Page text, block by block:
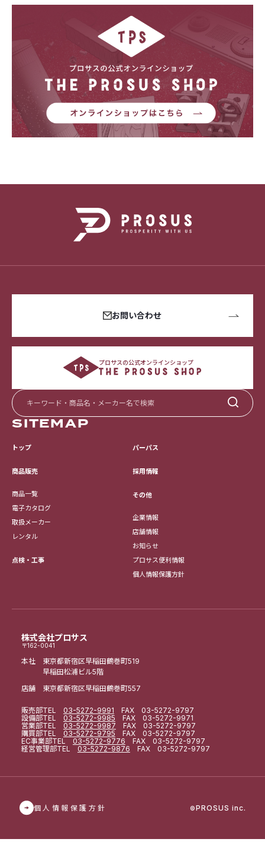
株式会社プロサス
〒162-0041
本社 東京都新宿区早稲田鶴巻町519
早稲田松浦ビル5階
店舗 東京都新宿区早稲田鶴巻町557
販売部TEL 03-5272-9991 FAX 03-5272-9797
設備部TEL 03-5272-9985 FAX 03-5272-9971
営業部TEL 03-5272-9987 FAX 03-5272-9797
購買部TEL 03-5272-9795 FAX 03-5272-9797
EC事業部TEL 03-5272-9776 FAX 03-5272-9797
経営管理部TEL 03-5272-9876 FAX 03-5272-9797
お問い合わせ
プロサスの公式オンラインショップ
SITEMAP
トップ
商品販売
商品一覧
電子カタログ
取扱メーカー
レンタル
点検・工事
パーパス
採用情報
その他
企業情報
店舗情報
お知らせ
プロサス便利情報
個人情報保護方針
個人情報保護方針 ©PROSUS inc.